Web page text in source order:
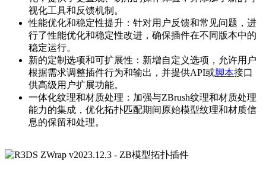
视化工具和反馈机制。
性能优化和稳定性提升：针对用户反馈和常见问题，进
行了性能优化和稳定性改进，确保插件在不同版本中的
稳定运行。
新的定制选项和可扩展性：新增自定义选项，允许用户
根据需求调整插件行为和输出，并提供API或脚本接口
供高级用户扩展功能。
一体化纹理和材质处理：加强与ZBrush纹理和材质处理
能力的集成，优化拓扑匹配期间原始模型纹理和材质信
息的保留和处理。